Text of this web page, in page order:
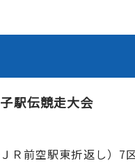
駅伝競走大会
Ｒ前空駅東折返し）7